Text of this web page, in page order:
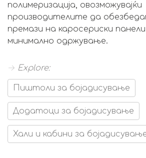
полимеризација, овозможувајќи
производителите да
премази на каросериски
минимално одржување.
→ Explore:
Пиштоли за бојадисување
Додатоци за бојадисување
Хали и кабини за